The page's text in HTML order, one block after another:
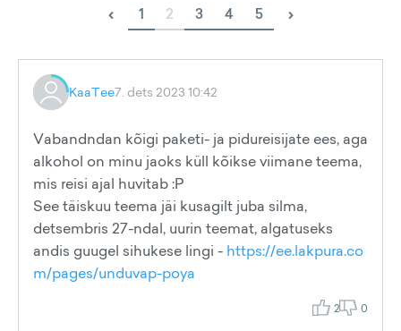
‹ 1 2 3 4 5 ›
KaaTee7. dets 2023 10:42
Vabandndan kõigi paketi- ja pidureisijate ees, aga
alkohol on minu jaoks küll kõikse viimane teema,
mis reisi ajal huvitab :P
See täiskuu teema jäi kusagilt juba silma,
detsembris 27-ndal, uurin teemat, algatuseks
andis guugel sihukese lingi - https://ee.lakpura.co
m/pages/unduvap-poya
2 0